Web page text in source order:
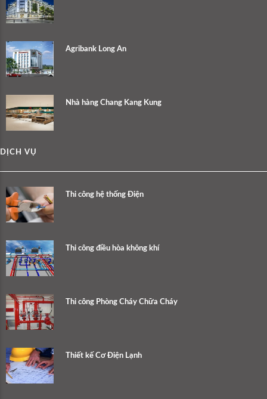
Agribank Long An
Nhà hàng Chang Kang Kung
DỊCH VỤ
Thi công hệ thống Điện
Thi công điều hòa không khí
Thi công Phòng Cháy Chữa Cháy
Thiết kế Cơ Điện Lạnh